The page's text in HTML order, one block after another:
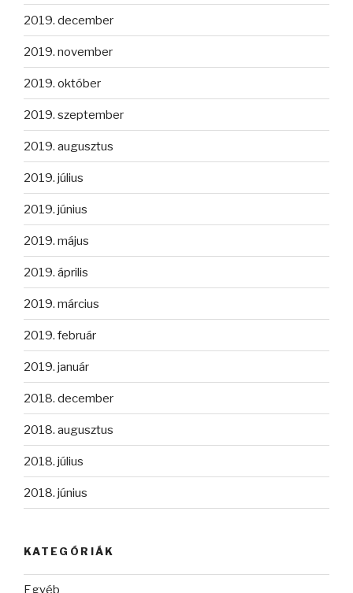
2019. december
2019. november
2019. október
2019. szeptember
2019. augusztus
2019. július
2019. június
2019. május
2019. április
2019. március
2019. február
2019. január
2018. december
2018. augusztus
2018. július
2018. június
KATEGÓRIÁK
Egyéb